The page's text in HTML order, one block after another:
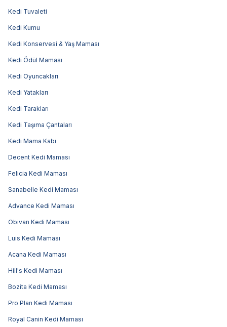
Kedi Tuvaleti
Kedi Kumu
Kedi Konservesi & Yaş Maması
Kedi Ödül Maması
Kedi Oyuncakları
Kedi Yatakları
Kedi Tarakları
Kedi Taşıma Çantaları
Kedi Mama Kabı
Decent Kedi Maması
Felicia Kedi Maması
Sanabelle Kedi Maması
Advance Kedi Maması
Obivan Kedi Maması
Luis Kedi Maması
Acana Kedi Maması
Hill's Kedi Maması
Bozita Kedi Maması
Pro Plan Kedi Maması
Royal Canin Kedi Maması